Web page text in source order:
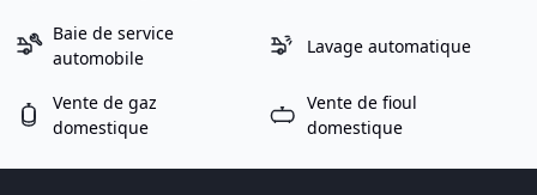
Baie de service
automobile
Lavage automatique
Vente de gaz
domestique
Vente de fioul
domestique